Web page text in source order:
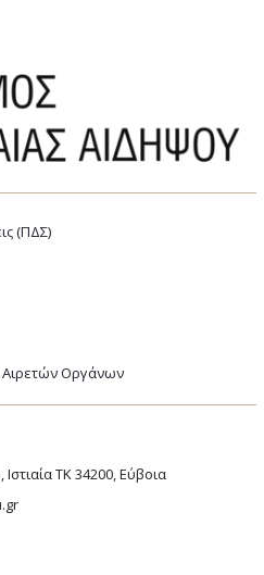
(ΠΔΣ)
Οργάνων
ΤΚ 34200, Εύβοια